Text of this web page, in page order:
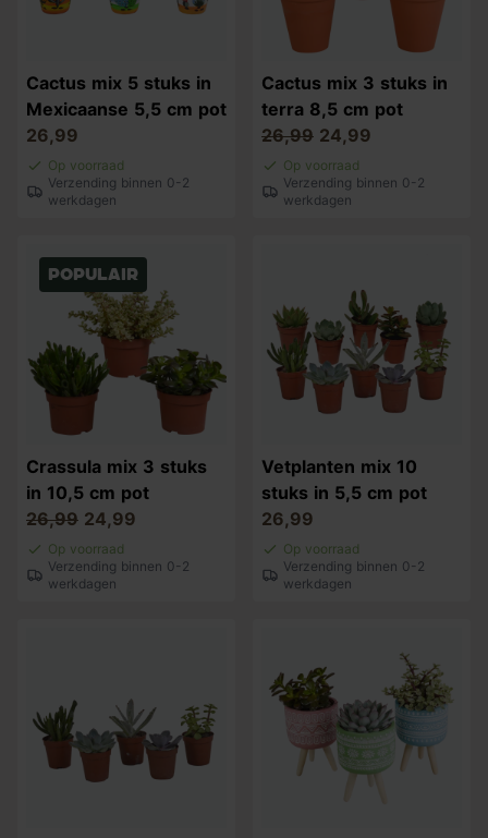
Cactus mix 5 stuks in
Mexicaanse 5,5 cm pot
26,99
Op voorraad
Verzending binnen 0-2
werkdagen
Cactus mix 3 stuks in
terra 8,5 cm pot
26,99 24,99
Op voorraad
Verzending binnen 0-2
werkdagen
Populair
Crassula mix 3 stuks
in 10,5 cm pot
26,99 24,99
Op voorraad
Verzending binnen 0-2
werkdagen
Vetplanten mix 10
stuks in 5,5 cm pot
26,99
Op voorraad
Verzending binnen 0-2
werkdagen